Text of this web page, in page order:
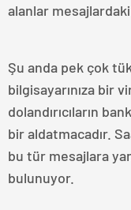
alanlar
Şu anda pek çok
bilgisayarınıza bir
dolandırıcıların
bir aldatmacadır.
bu tür mesajlara
bulunuyor.